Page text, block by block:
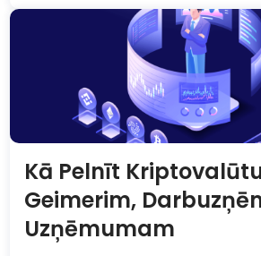
Kā Pelnīt
Geimerim,
Uzņēmumam